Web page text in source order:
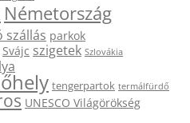
Németország
szállás parkok
Svájc szigetek Szlovákia
tengerpartok termálfürdő
UNESCO Világörökség